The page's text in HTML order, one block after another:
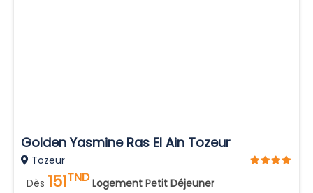
Golden Yasmine Ras El Ain Tozeur
Tozeur
Dès 151TND Logement Petit Déjeuner